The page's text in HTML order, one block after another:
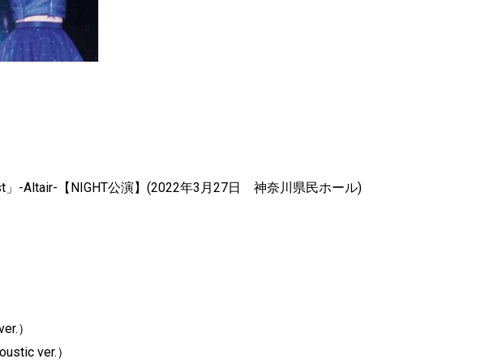
録内容
」-Altair-【NIGHT公演】(2022年3月27日 神奈川県民ホール)
）
ver.）